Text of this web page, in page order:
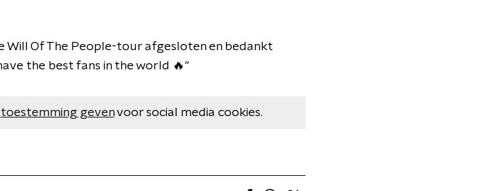
Will Of The People-tour afgesloten en bedankt
the best fans in the world 🔥"
toestemming gevenvoor social media cookies.